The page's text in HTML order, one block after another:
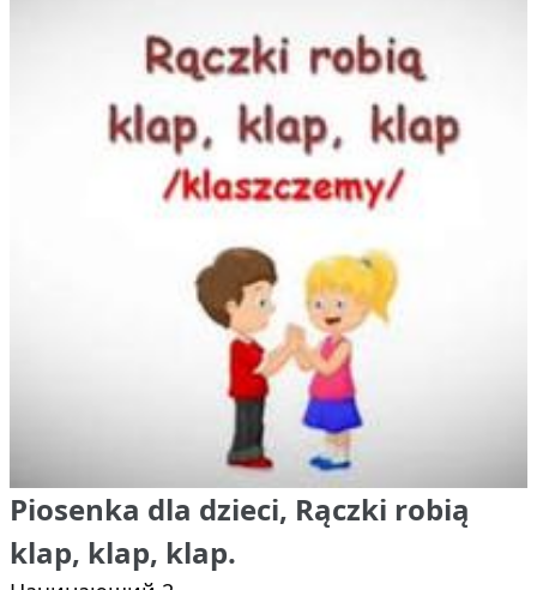
Piosenka dla dzieci, Rączki robią
klap, klap, klap.